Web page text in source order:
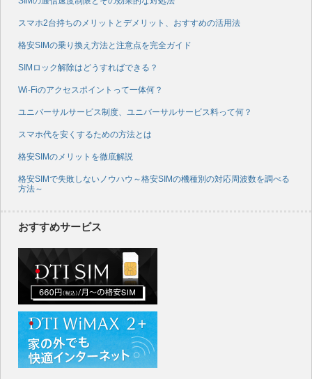
スマホ2台持ちのメリットとデメリット、おすすめの活用法
格安SIMの乗り換え方法と注意点を完全ガイド
SIMロック解除はどうすればできる？
Wi-Fiのアクセスポイントって一体何？
ユニバーサルサービス制度、ユニバーサルサービス料って何？
スマホ代を安くするための方法とは
格安SIMのメリットを徹底解説
格安SIMで失敗しないノウハウ～格安SIMの機種別の対応周波数を調べる
方法～
おすすめサービス